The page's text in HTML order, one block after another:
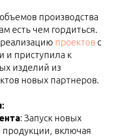
производства
есть чем гордиться.
проектов с
и приступила к
изделий из
новых партнеров.
: Запуск новых
включая